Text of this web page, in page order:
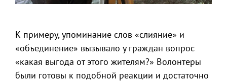
К примеру, упоминание слов «слияние» и
«объединение» вызывало у граждан вопрос
«какая выгода от этого жителям?» Волонтеры
были готовы к подобной реакции и достаточно